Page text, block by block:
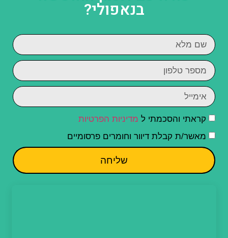
בנאפולי?
קראתי והסכמתי ל מדיניות הפרטיות
מאשר/ת קבלת דיוור וחומרים פרסומיים
שליחה